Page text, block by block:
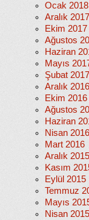
Ocak 2018
Aralık 2017
Ekim 2017
Ağustos
Haziran
Mayıs
Şubat 2017
Aralık 2016
Ekim 2016
Ağustos
Haziran
Nisan 2016
Mart 2016
Aralık 2015
Kasım
Eylül 2015
Temmuz
Mayıs
Nisan 2015